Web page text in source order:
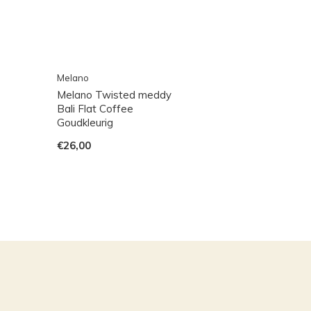
Melano
Melano Twisted meddy
Bali Flat Coffee
Goudkleurig
€26,00